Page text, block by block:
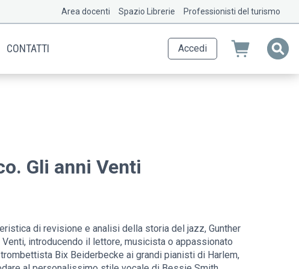
Area docenti Spazio Librerie Professionisti del turismo
CONTATTI Accedi
Gli anni Venti
di revisione e analisi della storia del jazz, Gunther
introducendo il lettore, musicista o appassionato
Bix Beiderbecke ai grandi pianisti di Harlem,